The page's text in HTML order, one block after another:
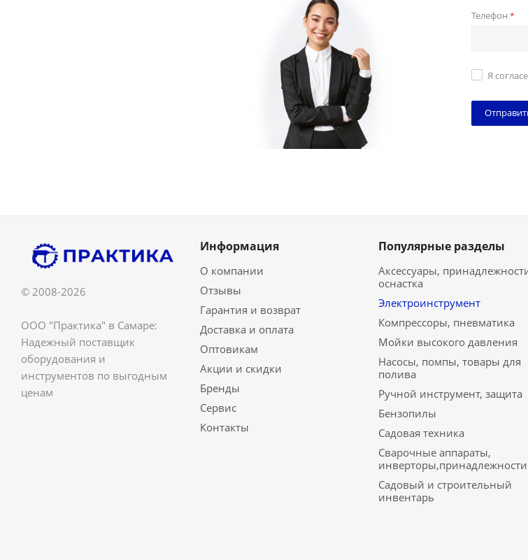
Телефон *
Я
© 2008-2026
ООО "Практика" в Самаре:
Надежный поставщик
оборудования и
инструментов по выгодным
ценам
Информация
О компании
Отзывы
Гарантия и возврат
Доставка и оплата
Оптовикам
Акции и скидки
Бренды
Сервис
Контакты
Популярные разделы
Аксессуары,
оснастка
Электроинструмент
Компрессоры, пневматика
Мойки высокого давления
Насосы, помпы, товары для
полива
Ручной инструмент, защита
Бензопилы
Садовая техника
Сварочные аппараты,
инверторы,принадлежности
Садовый и строительный
инвентарь